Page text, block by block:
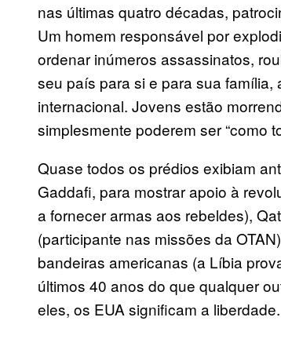
nas últimas quatro décadas,
Um homem responsável por
ordenar inúmeros assassinatos,
seu país para si e para sua
internacional. Jovens estão
simplesmente poderem ser “como
Quase todos os prédios exibiam
Gaddafi, para mostrar apoio à
a fornecer armas aos rebeldes),
(participante nas missões da
bandeiras americanas (a Líbia
últimos 40 anos do que qualquer
eles, os EUA significam a liberdade.